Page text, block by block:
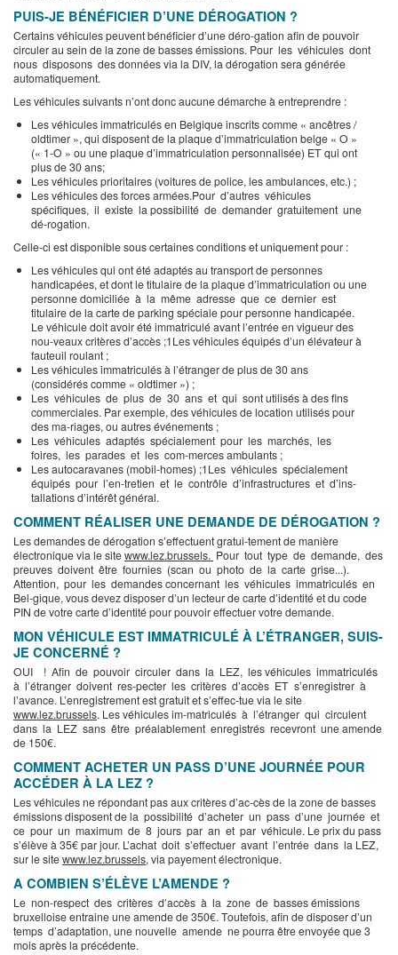
PUIS-JE BÉNÉFICIER D’UNE DÉROGATION ?
Certains véhicules peuvent bénéficier d’une déro-gation afin de pouvoir
circuler au sein de la zone de basses émissions. Pour les véhicules dont
nous disposons des données via la DIV, la dérogation sera générée
automatiquement.
Les véhicules suivants n’ont donc aucune démarche à entreprendre :
Les véhicules immatriculés en Belgique inscrits comme « ancêtres /
oldtimer », qui disposent de la plaque d’immatriculation belge « O »
(« 1-O » ou une plaque d’immatriculation personnalisée) ET qui ont
plus de 30 ans;
Les véhicules prioritaires (voitures de police, les ambulances, etc.) ;
Les véhicules des forces armées.Pour d’autres véhicules
spécifiques, il existe la possibilité de demander gratuitement une
dé-rogation.
Celle-ci est disponible sous certaines conditions et uniquement pour :
Les véhicules qui ont été adaptés au transport de personnes
handicapées, et dont le titulaire de la plaque d’immatriculation ou une
personne domiciliée à la même adresse que ce dernier est
titulaire de la carte de parking spéciale pour personne handicapée.
Le véhicule doit avoir été immatriculé avant l’entrée en vigueur des
nou-veaux critères d’accès ;1Les véhicules équipés d’un élévateur à
fauteuil roulant ;
Les véhicules immatriculés à l’étranger de plus de 30 ans
(considérés comme « oldtimer ») ;
Les véhicules de plus de 30 ans et qui sont utilisés à des fins
commerciales. Par exemple, des véhicules de location utilisés pour
des ma-riages, ou autres événements ;
Les véhicules adaptés spécialement pour les marchés, les
foires, les parades et les com-merces ambulants ;
Les autocaravanes (mobil-homes) ;1Les véhicules spécialement
équipés pour l’en-tretien et le contrôle d’infrastructures et d’ins-
tallations d’intérêt général.
COMMENT RÉALISER UNE DEMANDE DE DÉROGATION ?
Les demandes de dérogation s’effectuent gratui-tement de manière
électronique via le sitewww.lez.brussels. Pour tout type de demande, des
preuves doivent être fournies (scan ou photo de la carte grise...).
Attention, pour les demandes concernant les véhicules immatriculés en
Bel-gique, vous devez disposer d’un lecteur de carte d’identité et du code
PIN de votre carte d’identité pour pouvoir effectuer votre demande.
MON VÉHICULE EST IMMATRICULÉ À L’ÉTRANGER, SUIS-
JE CONCERNÉ ?
OUI ! Afin de pouvoir circuler dans la LEZ, les véhicules immatriculés
à l’étranger doivent res-pecter les critères d’accès ET s’enregistrer à
l’avance. L’enregistrement est gratuit et s’effec-tue via le site
www.lez.brussels. Les véhicules im-matriculés à l’étranger qui circulent
dans la LEZ sans être préalablement enregistrés recevront une amende
de 150€.
COMMENT ACHETER UN PASS D’UNE JOURNÉE POUR
ACCÉDER À LA LEZ ?
Les véhicules ne répondant pas aux critères d’ac-cès de la zone de basses
émissions disposent de la possibilité d’acheter un pass d’une journée et
ce pour un maximum de 8 jours par an et par véhicule. Le prix du pass
s’élève à 35€ par jour. L’achat doit s’effectuer avant l’entrée dans la LEZ,
sur le sitewww.lez.brussels, via payement électronique.
A COMBIEN S’ÉLÈVE L’AMENDE ?
Le non-respect des critères d’accès à la zone de basses émissions
bruxelloise entraine une amende de 350€. Toutefois, afin de disposer d’un
temps d’adaptation, une nouvelle amende ne pourra être envoyée que 3
mois après la précédente.